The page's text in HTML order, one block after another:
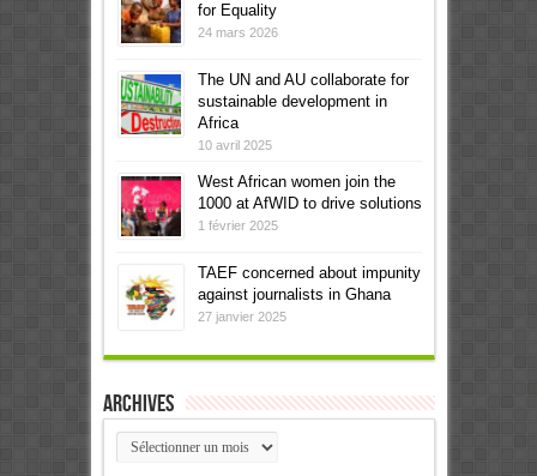
for Equality
24 mars 2026
The UN and AU collaborate for
sustainable development in
Africa
10 avril 2025
West African women join the
1000 at AfWID to drive solutions
1 février 2025
TAEF concerned about impunity
against journalists in Ghana
27 janvier 2025
Archives
Archives